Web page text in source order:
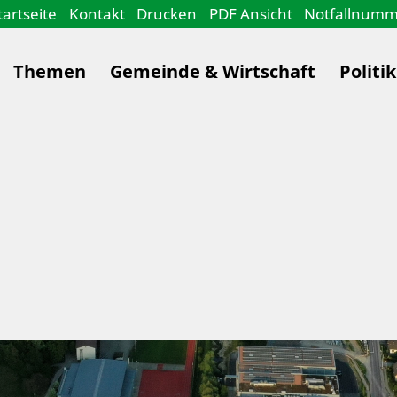
Kontakt Drucken PDF Ansicht
Themen Gemeinde & Wirtschaft